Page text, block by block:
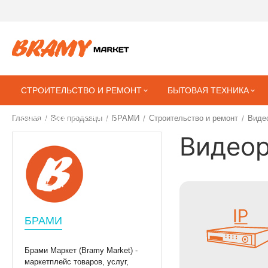
СТРОИТЕЛЬСТВО И РЕМОНТ БЫТОВАЯ ТЕХНИКА
РИТУАЛЬНЫЕ ТОВАРЫ
Главная / Все продавцы / БРАМИ / Строительство и ремонт /
БРАМИ
Брами Маркет (Bramy Market) -
маркетплейс товаров, услуг,